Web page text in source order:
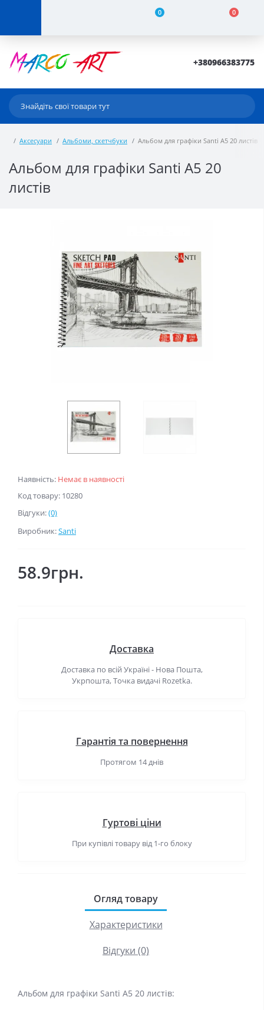
0 0
+380966383775
Аксесуари Альбоми, скетчбуки Альбом для графіки Santi A5 20 листів
Альбом для графіки Santi A5 20
листів
Наявність: Немає в наявності
Код товару: 10280
Відгуки:(0)
Виробник:Santi
58.9грн.
Доставка
Доставка по всій Україні - Нова Пошта,
Укрпошта, Точка видачі Rozetka.
Гарантія та повернення
Протягом 14 днів
Гуртові ціни
При купівлі товару від 1-го блоку
Огляд товару
Характеристики
Відгуки (0)
Альбом для графіки Santi A5 20 листів: